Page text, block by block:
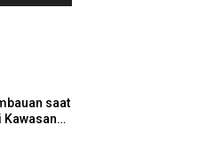
saat
Kawasan